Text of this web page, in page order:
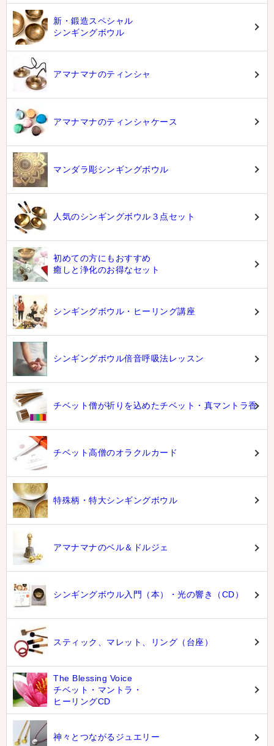
新・鍛造スペシャル
シンギングボウル
アマナマナのティンシャ
アマナマナのティンシャケース
マンダラ彫シンギングボウル
人気のシンギングボウル３点セット
初めての方にもおすすめ
癒しと浄化のお得なセット
シンギングボウル・ヒーリング講座
シンギングボウル倍音呼吸法レッスン
チベット僧が祈りを込めたチベット・真マントラ香
チベット高僧のオラクルカード
特殊柄・特大シンギングボウル
アマナマナのベル＆ドルジェ
シンギングボウル入門（本）・光の響き（CD）
スティック、マレット、リング（台座）
The Blessing Voice
チベット・マントラ・
ヒーリングCD
神々とつながるジュエリー